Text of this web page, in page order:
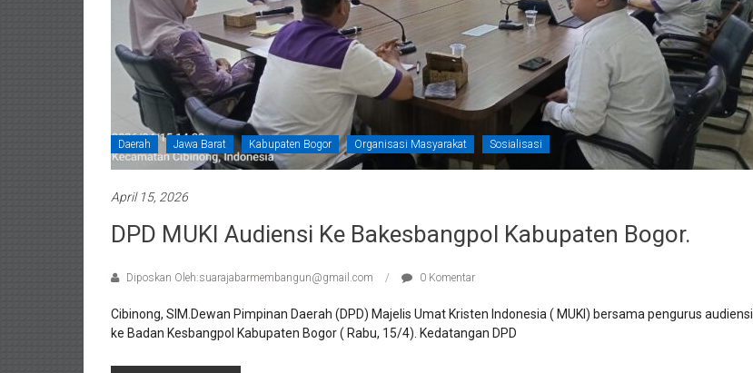
Daerah Jawa Barat Kabupaten Bogor Organisasi Masyarakat Sosialisasi
April 15, 2026
DPD MUKI Audiensi Ke Bakesbangpol Kabupaten Bogor.
Diposkan Oleh:suarajabarmembangun@gmail.com 0 Komentar
Cibinong, SIM.Dewan Pimpinan Daerah (DPD) Majelis Umat Kristen Indonesia ( MUKI) bersama pengurus audiensi
ke Badan Kesbangpol Kabupaten Bogor ( Rabu, 15/4). Kedatangan DPD